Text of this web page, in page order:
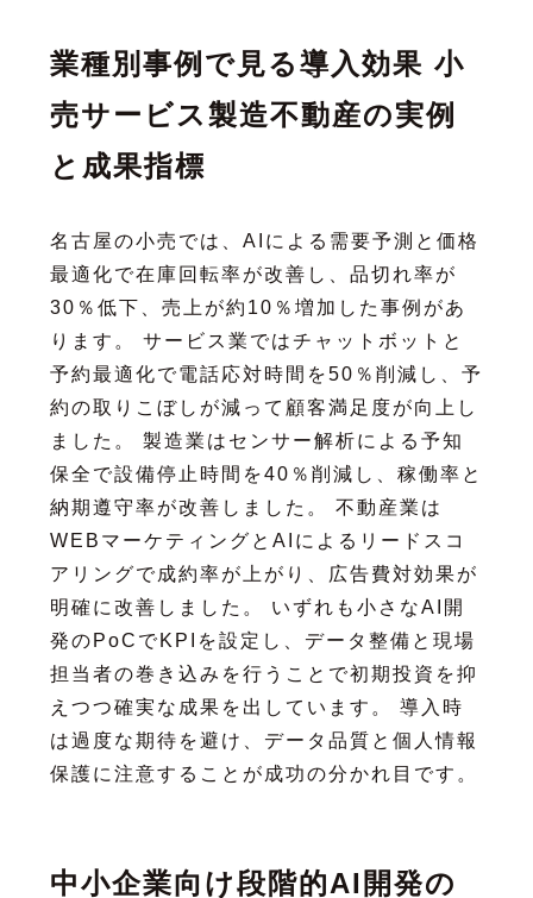
業種別事例で見る導入効果 小
売サービス製造不動産の実例
と成果指標
名古屋の小売では、AIによる需要予測と価格
最適化で在庫回転率が改善し、品切れ率が
30％低下、売上が約10％増加した事例があ
ります。 サービス業ではチャットボットと
予約最適化で電話応対時間を50％削減し、予
約の取りこぼしが減って顧客満足度が向上し
ました。 製造業はセンサー解析による予知
保全で設備停止時間を40％削減し、稼働率と
納期遵守率が改善しました。 不動産業は
WEBマーケティングとAIによるリードスコ
アリングで成約率が上がり、広告費対効果が
明確に改善しました。 いずれも小さなAI開
発のPoCでKPIを設定し、データ整備と現場
担当者の巻き込みを行うことで初期投資を抑
えつつ確実な成果を出しています。 導入時
は過度な期待を避け、データ品質と個人情報
保護に注意することが成功の分かれ目です。
中小企業向け段階的AI開発の